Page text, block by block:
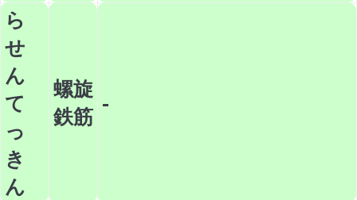
ら
せ
ん
て
っ
き
ん
螺旋
鉄筋 -